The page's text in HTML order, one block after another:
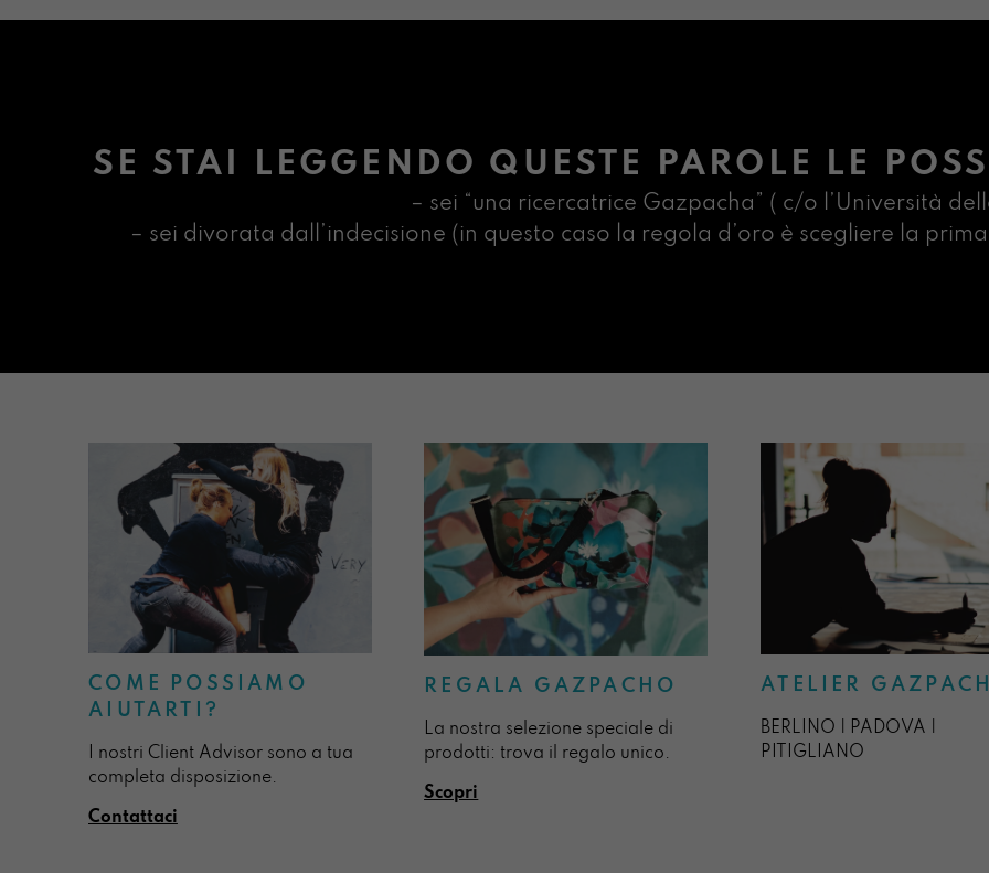
SE STAI LEGGENDO QUESTE PAROLE LE
– sei “una ricercatrice Gazpacha” ( c/o l’Università
– sei divorata dall’indecisione (in questo caso la regola d’oro è scegliere la
COME POSSIAMO
AIUTARTI?
I nostri Client Advisor sono a tua
completa disposizione.
Contattaci
REGALA GAZPACHO
La nostra selezione speciale di
prodotti: trova il regalo unico.
Scopri
ATELIER
BERLINO | PADOVA |
PITIGLIANO